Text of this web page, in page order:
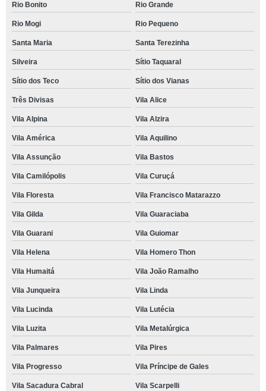
Rio Bonito Rio Grande
Rio Mogi Rio Pequeno
Santa Maria Santa Terezinha
Silveira Sítio Taquaral
Sítio dos Teco Sítio dos Vianas
Três Divisas Vila Alice
Vila Alpina Vila Alzira
Vila América Vila Aquilino
Vila Assunção Vila Bastos
Vila Camilópolis Vila Curuçá
Vila Floresta Vila Francisco Matarazzo
Vila Gilda Vila Guaraciaba
Vila Guarani Vila Guiomar
Vila Helena Vila Homero Thon
Vila Humaitá Vila João Ramalho
Vila Junqueira Vila Linda
Vila Lucinda Vila Lutécia
Vila Luzita Vila Metalúrgica
Vila Palmares Vila Pires
Vila Progresso Vila Príncipe de Gales
Vila Sacadura Cabral Vila Scarpelli